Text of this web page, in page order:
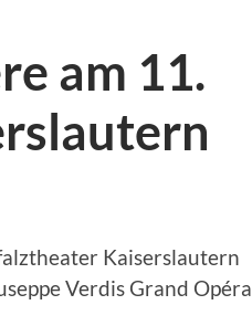
am 11.
Kaiserslautern
Verdis Grand Opéra